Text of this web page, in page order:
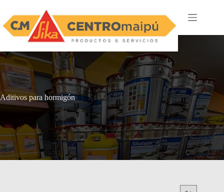
contenido
Aditivos para hormigón